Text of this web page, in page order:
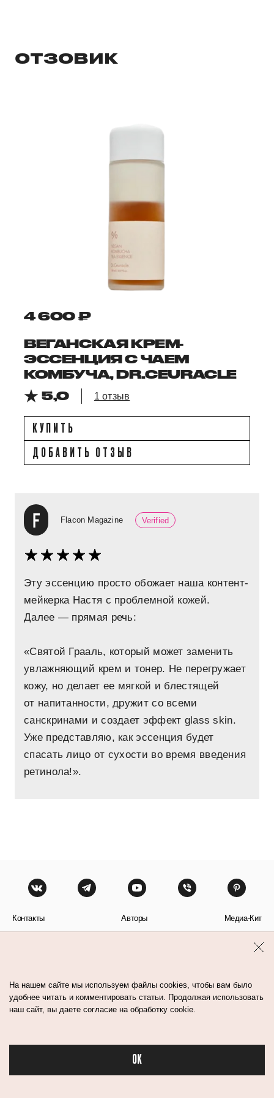
ОТЗОВИК
4 600 ₽
ВЕГАНСКАЯ КРЕМ-
ЭССЕНЦИЯ С ЧАЕМ
КОМБУЧА, DR.CEURACLE
5,0
1 отзыв
КУПИТЬ
ДОБАВИТЬ ОТЗЫВ
Flacon Magazine Verified
Эту эссенцию просто обожает наша контент-
мейкерка Настя с проблемной кожей.
Далее — прямая речь:
«Святой Грааль, который может заменить
увлажняющий крем и тонер. Не перегружает
кожу, но делает ее мягкой и блестящей
от напитанности, дружит со всеми
санскринами и создает эффект glass skin.
Уже представляю, как эссенция будет
спасать лицо от сухости во время введения
ретинола!».
Контакты Авторы Медиа-Кит
На нашем сайте мы используем файлы cookies, чтобы вам было
удобнее читать и комментировать статьи. Продолжая использовать
наш сайт, вы даете согласие на обработку cookie.
OK